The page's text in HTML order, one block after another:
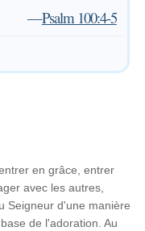
—Psalm 100:4-5
en grâce, entrer
avec les autres,
Seigneur d'une manière
de l'adoration. Au